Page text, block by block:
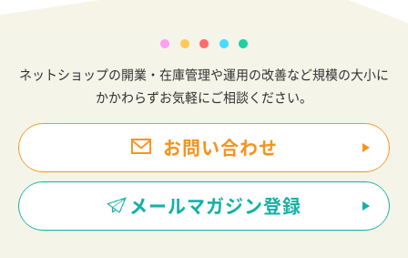
ネットショップの開業・在庫管理や運用の改善など規模の大小に
かかわらずお気軽にご相談ください。
お問い合わせ
メールマガジン登録